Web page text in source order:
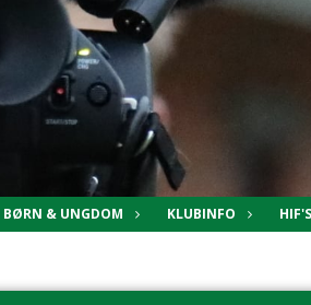
BØRN & UNGDOM KLUBINFO